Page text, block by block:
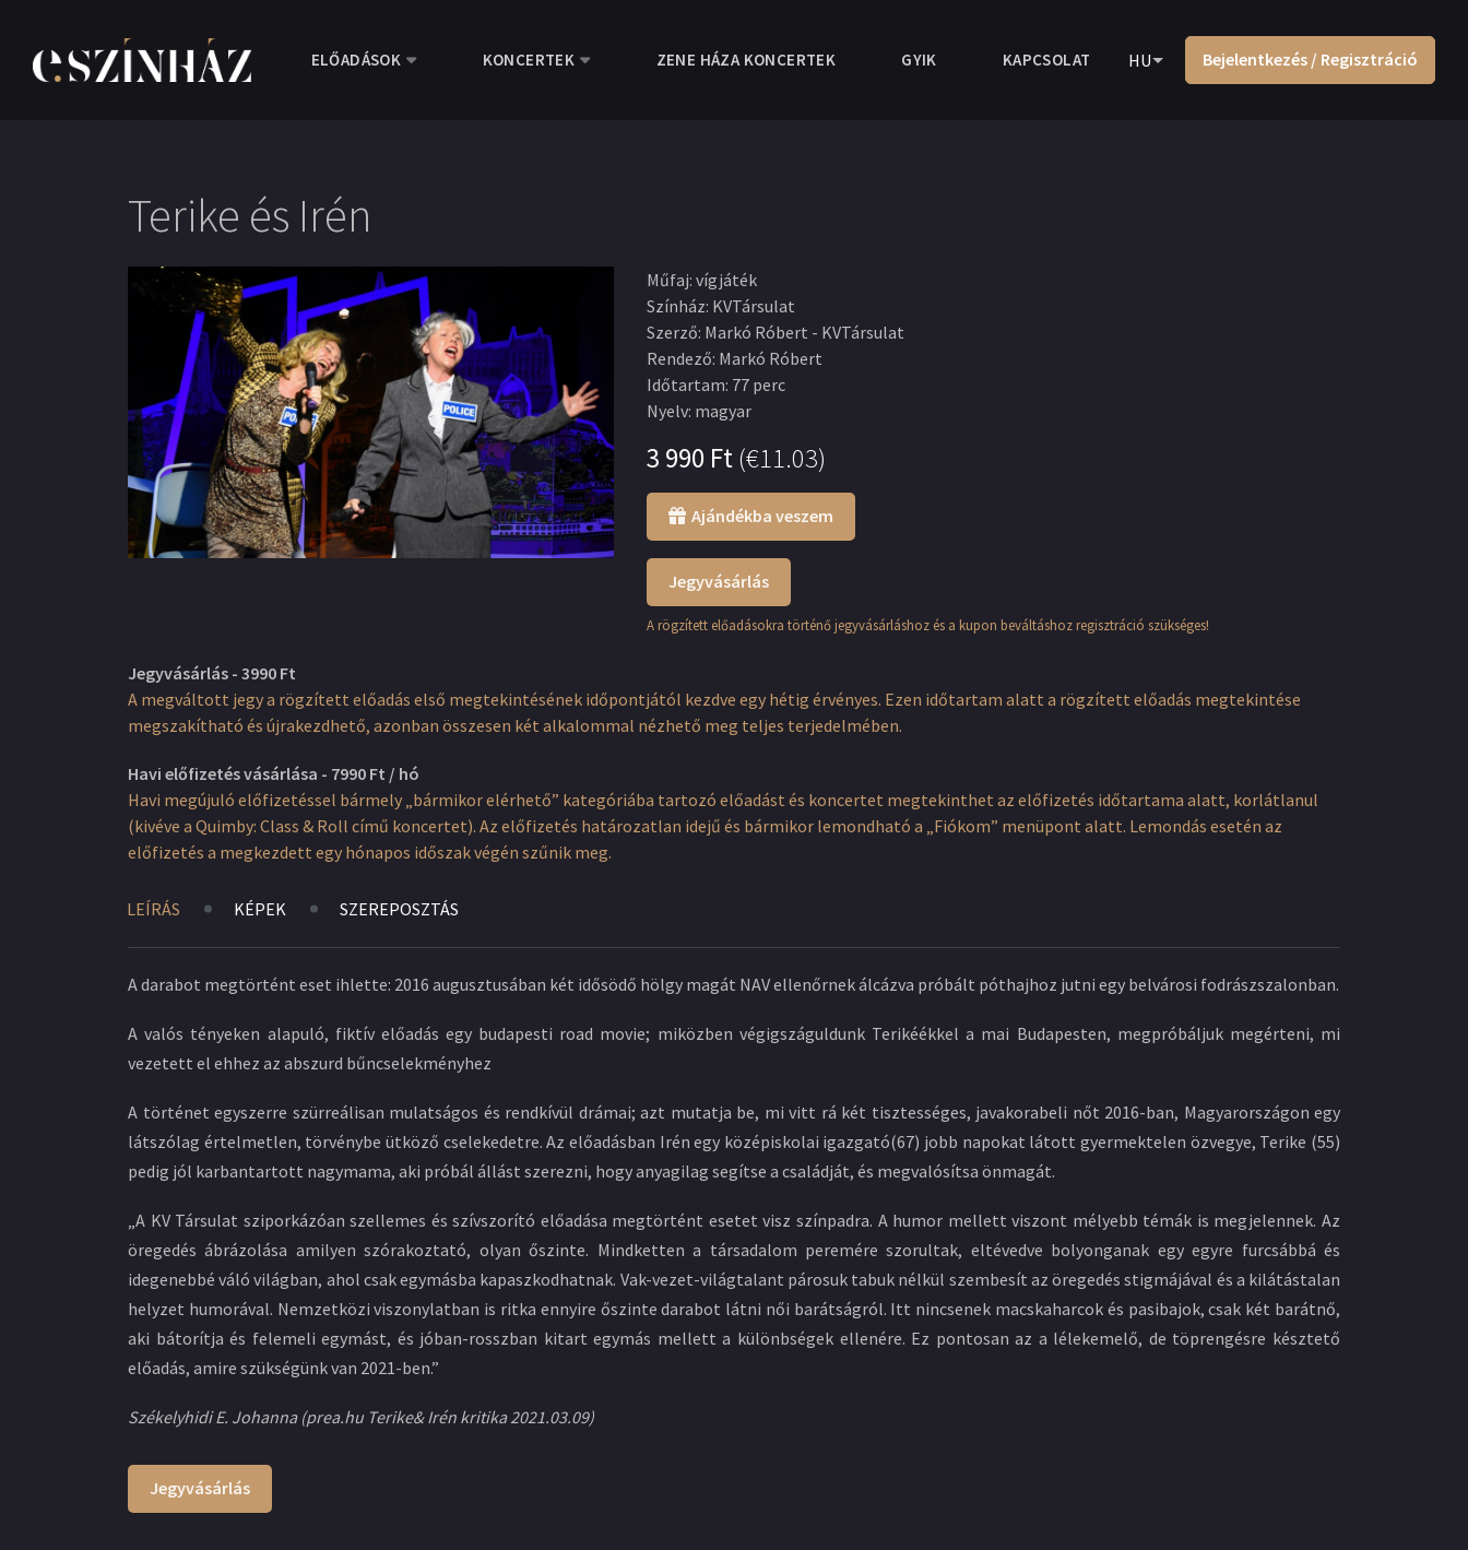
ELŐADÁSOK KONCERTEK ZENE HÁZA KONCERTEK GYIK KAPCSOLAT HU Bejelentkezés / Regisztráció
Terike és Irén
Műfaj: vígjáték
Színház: KVTársulat
Szerző: Markó Róbert - KVTársulat
Rendező: Markó Róbert
Időtartam: 77 perc
Nyelv: magyar
3 990 Ft(€11.03)
Ajándékba veszem
Jegyvásárlás
A rögzített előadásokra történő jegyvásárláshoz és a kupon beváltáshoz regisztráció szükséges!
Jegyvásárlás - 3990 Ft
A megváltott jegy a rögzített előadás első megtekintésének időpontjától kezdve egy hétig érvényes. Ezen időtartam alatt a rögzített előadás megtekintése
megszakítható és újrakezdhető, azonban összesen két alkalommal nézhető meg teljes terjedelmében.
Havi előfizetés vásárlása - 7990 Ft / hó
Havi megújuló előfizetéssel bármely „bármikor elérhető” kategóriába tartozó előadást és koncertet megtekinthet az előfizetés időtartama alatt, korlátlanul
(kivéve a Quimby: Class & Roll című koncertet). Az előfizetés határozatlan idejű és bármikor lemondható a „Fiókom” menüpont alatt. Lemondás esetén az
előfizetés a megkezdett egy hónapos időszak végén szűnik meg.
LEÍRÁS KÉPEK SZEREPOSZTÁS
A darabot megtörtént eset ihlette: 2016 augusztusában két idősödő hölgy magát NAV ellenőrnek álcázva próbált póthajhoz jutni egy belvárosi fodrászszalonban.
A valós tényeken alapuló, fiktív előadás egy budapesti road movie; miközben végigszáguldunk Terikéékkel a mai Budapesten, megpróbáljuk megérteni, mi
vezetett el ehhez az abszurd bűncselekményhez
A történet egyszerre szürreálisan mulatságos és rendkívül drámai; azt mutatja be, mi vitt rá két tisztességes, javakorabeli nőt 2016-ban, Magyarországon egy
látszólag értelmetlen, törvénybe ütköző cselekedetre. Az előadásban Irén egy középiskolai igazgató(67) jobb napokat látott gyermektelen özvegye, Terike (55)
pedig jól karbantartott nagymama, aki próbál állást szerezni, hogy anyagilag segítse a családját, és megvalósítsa önmagát.
„A KV Társulat sziporkázóan szellemes és szívszorító előadása megtörtént esetet visz színpadra. A humor mellett viszont mélyebb témák is megjelennek. Az
öregedés ábrázolása amilyen szórakoztató, olyan őszinte. Mindketten a társadalom peremére szorultak, eltévedve bolyonganak egy egyre furcsábbá és
idegenebbé váló világban, ahol csak egymásba kapaszkodhatnak. Vak-vezet-világtalant párosuk tabuk nélkül szembesít az öregedés stigmájával és a kilátástalan
helyzet humorával. Nemzetközi viszonylatban is ritka ennyire őszinte darabot látni női barátságról. Itt nincsenek macskaharcok és pasibajok, csak két barátnő,
aki bátorítja és felemeli egymást, és jóban-rosszban kitart egymás mellett a különbségek ellenére. Ez pontosan az a lélekemelő, de töprengésre késztető
előadás, amire szükségünk van 2021-ben.”
Székelyhidi E. Johanna (prea.hu Terike& Irén kritika 2021.03.09)
Jegyvásárlás